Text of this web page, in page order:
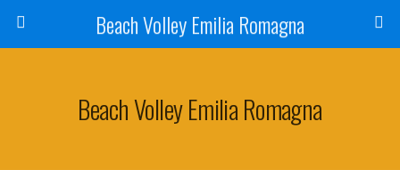
Beach Volley Emilia Romagna
Beach Volley Emilia Romagna